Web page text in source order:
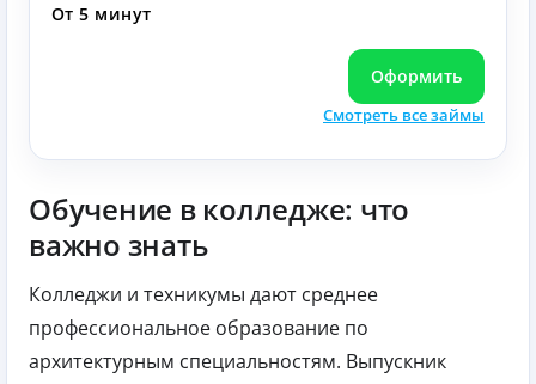
От 5 минут
Оформить
Смотреть все займы
Обучение в колледже: что
важно знать
Колледжи и техникумы дают среднее
профессиональное образование по
архитектурным специальностям. Выпускник